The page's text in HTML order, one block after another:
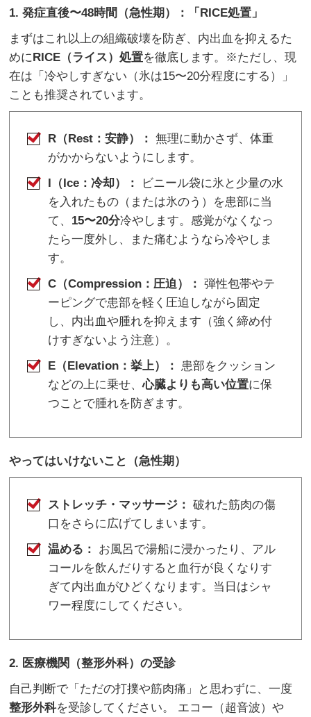
1. 発症直後〜48時間（急性期）：「RICE処置」
まずはこれ以上の組織破壊を防ぎ、内出血を抑えるた
めに RICE（ライス）処置を徹底します。※ただし、現
在は「冷やしすぎない（氷は15〜20分程度にする）」
ことも推奨されています。
R（Rest：安静）： 無理に動かさず、体重
がかからないようにします。
I（Ice：冷却）：
ビニール袋に氷と少量の水
を入れたもの（または氷のう）を患部に当
て、 15〜20分冷やします。感覚がなくなっ
たら一度外し、また痛むようなら冷やしま
す。
C（Compression：圧迫）： 弾性包帯やテ
ーピングで患部を軽く圧迫しながら固定
し、内出血や腫れを抑えます（強く締め付
けすぎないよう注意）。
E（Elevation：挙上）：
患部をクッション
などの上に乗せ、心臓よりも高い位置に保
つことで腫れを防ぎます。
やってはいけないこと（急性期）
ストレッチ・マッサージ： 破れた筋肉の傷
口をさらに広げてしまいます。
温める：
お風呂で湯船に浸かったり、アル
コールを飲んだりすると血行が良くなりす
ぎて内出血がひどくなります。当日はシャ
ワー程度にしてください。
2. 医療機関（整形外科）の受診
自己判断で「ただの打撲や筋肉痛」と思わずに、一度
整形外科を受診してください。 エコー（超音波）や